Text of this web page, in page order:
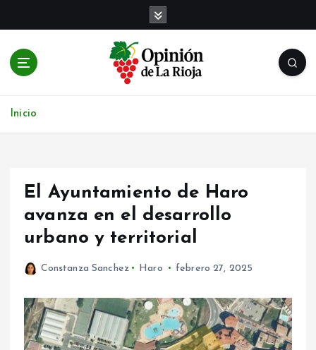
Inicio
El Ayuntamiento de Haro
avanza en el desarrollo
urbano y territorial
Constanza Sanchez Haro febrero 27, 2025